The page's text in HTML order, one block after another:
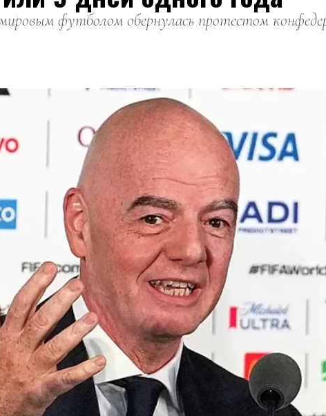
футболом обернулась протестом